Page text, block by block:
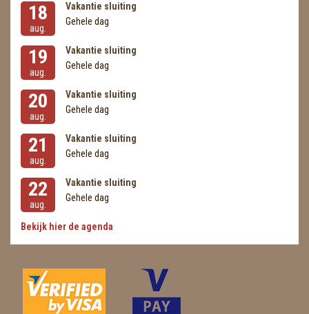
18
aug.
Vakantie sluiting
Gehele dag
19
aug.
Vakantie sluiting
Gehele dag
20
aug.
Vakantie sluiting
Gehele dag
21
aug.
Vakantie sluiting
Gehele dag
22
aug.
Vakantie sluiting
Gehele dag
Bekijk hier de agenda